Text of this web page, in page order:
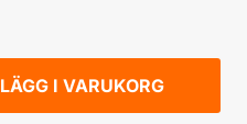
LÄGG I VARUKORG